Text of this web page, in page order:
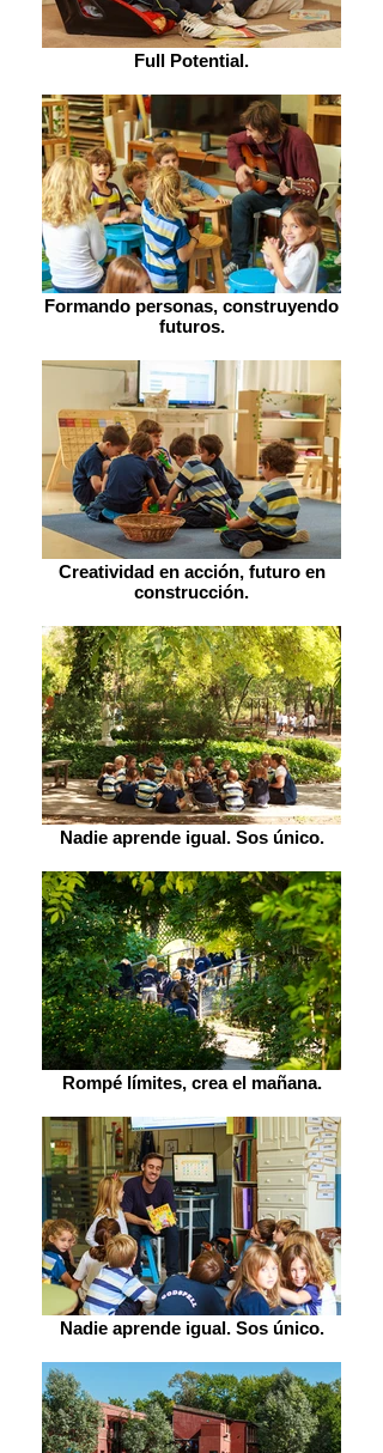
Full Potential.
Formando personas, construyendo
futuros.
Creatividad en acción, futuro en
construcción.
Nadie aprende igual. Sos único.
Rompé límites, crea el mañana.
Nadie aprende igual. Sos único.